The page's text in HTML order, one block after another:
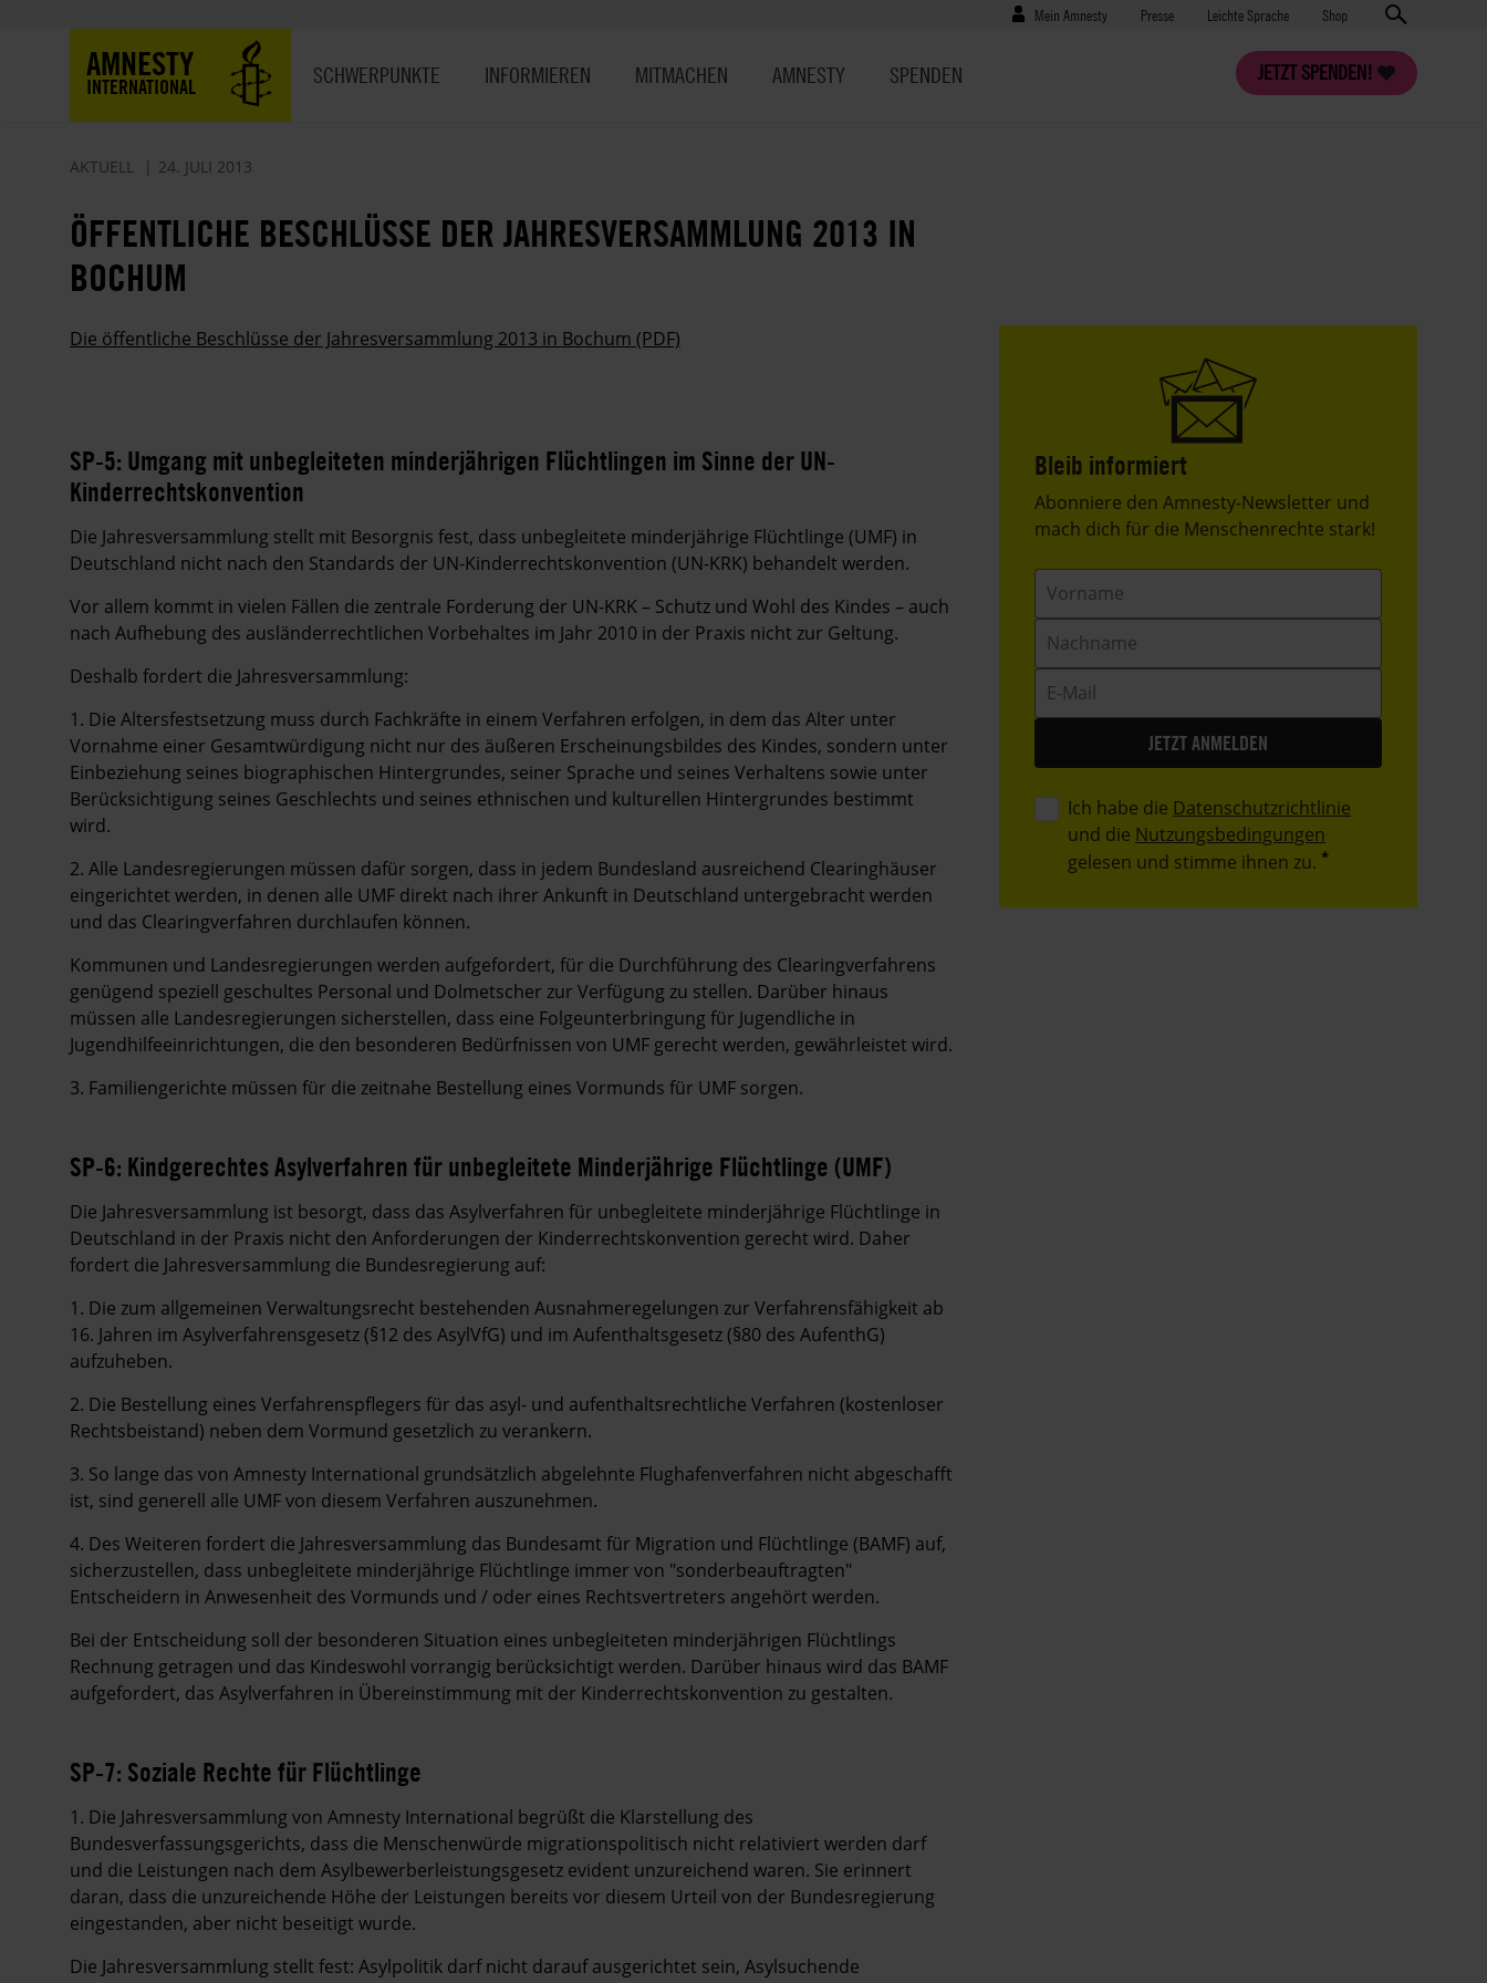
Benutzermenü
Mein Amnesty Presse
Presse Leichte Sprache Shop
AMNESTY
INTERNATIONAL
JETZT SPENDEN!
SCHWERPUNKTE INFORMIEREN MITMACHEN AMNESTY SPENDEN
AKTUELL 24. JULI 2013
ÖFFENTLICHE BESCHLÜSSE DER JAHRESVERSAMMLUNG 2013 IN
BOCHUM
Die öffentliche Beschlüsse der Jahresversammlung 2013 in Bochum (PDF)
SP-5: Umgang mit unbegleiteten minderjährigen Flüchtlingen im Sinne der UN-
Kinderrechtskonvention
Die Jahresversammlung stellt mit Besorgnis fest, dass unbegleitete minderjährige Flüchtlinge (UMF) in
Deutschland nicht nach den Standards der UN-Kinderrechtskonvention (UN-KRK) behandelt werden.
Vor allem kommt in vielen Fällen die zentrale Forderung der UN-KRK – Schutz und Wohl des Kindes – auch
nach Aufhebung des ausländerrechtlichen Vorbehaltes im Jahr 2010 in der Praxis nicht zur Geltung.
Deshalb fordert die Jahresversammlung:
1. Die Altersfestsetzung muss durch Fachkräfte in einem Verfahren erfolgen, in dem das Alter unter
Vornahme einer Gesamtwürdigung nicht nur des äußeren Erscheinungsbildes des Kindes, sondern unter
Einbeziehung seines biographischen Hintergrundes, seiner Sprache und seines Verhaltens sowie unter
Berücksichtigung seines Geschlechts und seines ethnischen und kulturellen Hintergrundes bestimmt
wird.
2. Alle Landesregierungen müssen dafür sorgen, dass in jedem Bundesland ausreichend Clearinghäuser
eingerichtet werden, in denen alle UMF direkt nach ihrer Ankunft in Deutschland untergebracht werden
und das Clearingverfahren durchlaufen können.
Kommunen und Landesregierungen werden aufgefordert, für die Durchführung des Clearingverfahrens
genügend speziell geschultes Personal und Dolmetscher zur Verfügung zu stellen. Darüber hinaus
müssen alle Landesregierungen sicherstellen, dass eine Folgeunterbringung für Jugendliche in
Jugendhilfeeinrichtungen, die den besonderen Bedürfnissen von UMF gerecht werden, gewährleistet wird.
3. Familiengerichte müssen für die zeitnahe Bestellung eines Vormunds für UMF sorgen.
SP-6: Kindgerechtes Asylverfahren für unbegleitete Minderjährige Flüchtlinge (UMF)
Die Jahresversammlung ist besorgt, dass das Asylverfahren für unbegleitete minderjährige Flüchtlinge in
Deutschland in der Praxis nicht den Anforderungen der Kinderrechtskonvention gerecht wird. Daher
fordert die Jahresversammlung die Bundesregierung auf:
1. Die zum allgemeinen Verwaltungsrecht bestehenden Ausnahmeregelungen zur Verfahrensfähigkeit ab
16. Jahren im Asylverfahrensgesetz (§12 des AsylVfG) und im Aufenthaltsgesetz (§80 des AufenthG)
aufzuheben.
2. Die Bestellung eines Verfahrenspflegers für das asyl- und aufenthaltsrechtliche Verfahren (kostenloser
Rechtsbeistand) neben dem Vormund gesetzlich zu verankern.
3. So lange das von Amnesty International grundsätzlich abgelehnte Flughafenverfahren nicht abgeschafft
ist, sind generell alle UMF von diesem Verfahren auszunehmen.
4. Des Weiteren fordert die Jahresversammlung das Bundesamt für Migration und Flüchtlinge (BAMF) auf,
sicherzustellen, dass unbegleitete minderjährige Flüchtlinge immer von "sonderbeauftragten"
Entscheidern in Anwesenheit des Vormunds und / oder eines Rechtsvertreters angehört werden.
Bei der Entscheidung soll der besonderen Situation eines unbegleiteten minderjährigen Flüchtlings
Rechnung getragen und das Kindeswohl vorrangig berücksichtigt werden. Darüber hinaus wird das BAMF
aufgefordert, das Asylverfahren in Übereinstimmung mit der Kinderrechtskonvention zu gestalten.
SP-7: Soziale Rechte für Flüchtlinge
1. Die Jahresversammlung von Amnesty International begrüßt die Klarstellung des
Bundesverfassungsgerichts, dass die Menschenwürde migrationspolitisch nicht relativiert werden darf
und die Leistungen nach dem Asylbewerberleistungsgesetz evident unzureichend waren. Sie erinnert
daran, dass die unzureichende Höhe der Leistungen bereits vor diesem Urteil von der Bundesregierung
eingestanden, aber nicht beseitigt wurde.
Die Jahresversammlung stellt fest: Asylpolitik darf nicht darauf ausgerichtet sein, Asylsuchende
Bleib informiert
Header
Text
Abonniere den Amnesty-Newsletter und
mach dich für die Menschenrechte stark!
Vorname
Nachname
E-
Mail
Ich habe die Datenschutzrichtlinie
und die Nutzungsbedingungen
gelesen und stimme ihnen zu.